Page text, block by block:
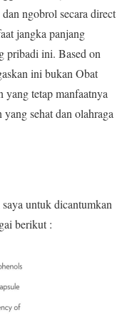
ngobrol secara direct
jangka panjang
pribadi ini. Based on
ini bukan Obat
yang tetap manfaatnya
sehat dan olahraga
untuk dicantumkan
berikut :